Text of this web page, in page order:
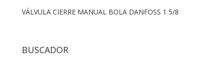
VÁLVULA CIERRE MANUAL BOLA DANFOSS 1 5/8
BUSCADOR